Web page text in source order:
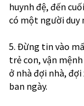
huynh đệ, đến
có một người duy
5. Đừng tin vào
trẻ con, vận
ở nhà đợi nhà,
ban ngày.